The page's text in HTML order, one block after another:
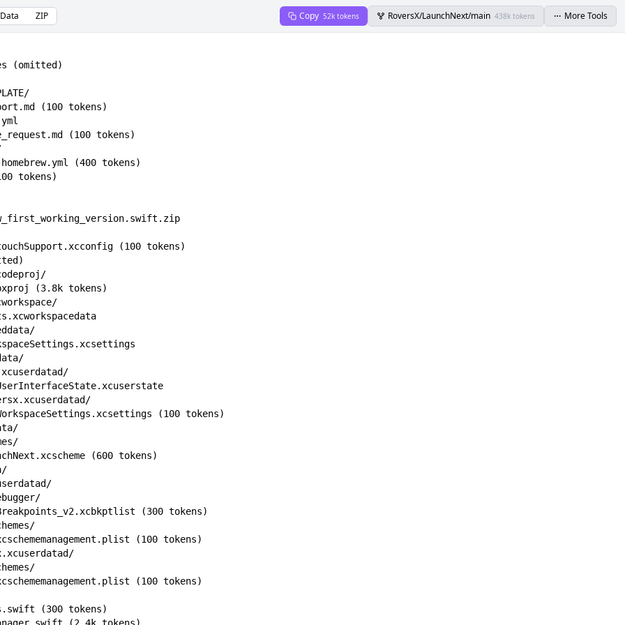
ZIP Copy 52k tokens RoversX/LaunchNext/main 438k tokens More Tools